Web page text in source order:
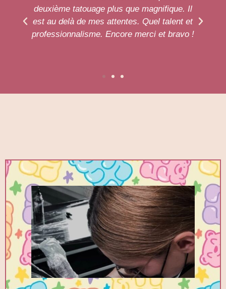
Je vous la conseille. Vraiment top, toutes
les hygiènes respectées et elle est à
l'écoute du client.